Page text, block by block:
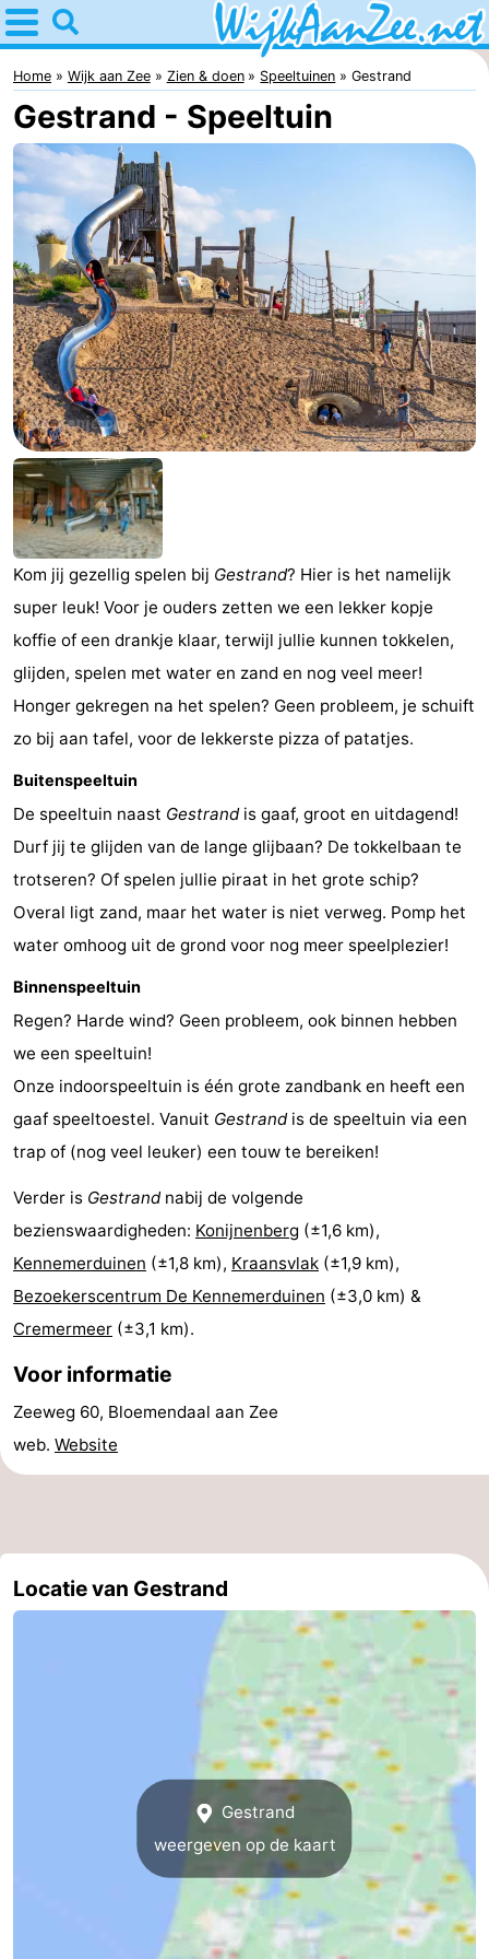
Home
Wijk
aan
Zee
Tips
Voor
kinderen
Overnachten
Appartementen
Campings
Hotels
Vakantiehuizen
Last
minutes
Strand
Zien
&
doen
Bezienswaardigheden
-
Musea
-
-
Speeltuinen
Binnenspeeltuinen
Wellness
centra
Dorpen
Steden
Natuur
Sporten
Zwembaden
-
Fietsen
-
Wandelen
-
Golfbanen
Eten
drinken
Praktisch
Forum
-
Parkeren
Reisboekenwinkel
Home Wijk aan Zee Zien & doen Speeltuinen Gestrand
Gestrand - Speeltuin
Kom jij gezellig spelen bij Gestrand? Hier is het namelijk
super leuk! Voor je ouders zetten we een lekker kopje
koffie of een drankje klaar, terwijl jullie kunnen tokkelen,
glijden, spelen met water en zand en nog veel meer!
Honger gekregen na het spelen? Geen probleem, je schuift
zo bij aan tafel, voor de lekkerste pizza of patatjes.
Buitenspeeltuin
De speeltuin naast Gestrandis gaaf, groot en uitdagend!
Durf jij te glijden van de lange glijbaan? De tokkelbaan te
trotseren? Of spelen jullie piraat in het grote schip?
Overal ligt zand, maar het water is niet verweg. Pomp het
water omhoog uit de grond voor nog meer speelplezier!
Binnenspeeltuin
Regen? Harde wind? Geen probleem, ook binnen hebben
we een speeltuin!
Onze indoorspeeltuin is één grote zandbank en heeft een
gaaf speeltoestel. Vanuit Gestrandis de speeltuin via een
trap of (nog veel leuker) een touw te bereiken!
Verder is Gestrandnabij de volgende
bezienswaardigheden: Konijnenberg (±1,6 km),
Kennemerduinen (±1,8 km), Kraansvlak (±1,9 km),
Bezoekerscentrum De Kennemerduinen (±3,0 km) &
Cremermeer (±3,1 km).
Voor informatie
Zeeweg 60, Bloemendaal aan Zee
web. Website
Locatie van Gestrand
Gestrand
weergeven op de kaart